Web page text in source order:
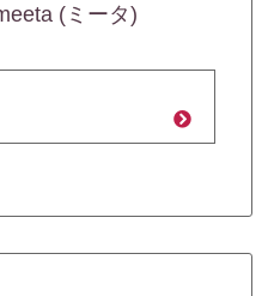
(ミータ)